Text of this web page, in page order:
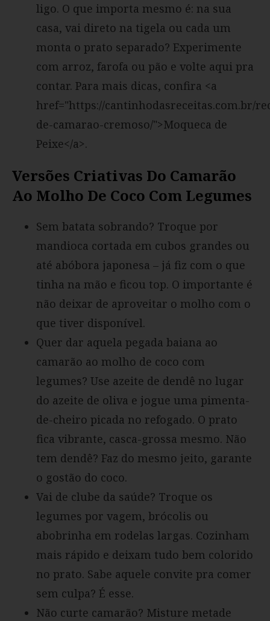
ligo. O que importa mesmo é: na sua
casa, vai direto na tigela ou cada um
monta o prato separado? Experimente
com arroz, farofa ou pão e volte aqui pra
contar. Para mais dicas, confira <a
href="https://cantinhodasreceitas.com.br/
de-camarao-cremoso/">Moqueca de
Peixe</a>.
Versões Criativas Do Camarão
Ao Molho De Coco Com Legumes
Sem batata sobrando? Troque por
mandioca cortada em cubos grandes ou
até abóbora japonesa – já fiz com o que
tinha na mão e ficou top. O importante é
não deixar de aproveitar o molho com o
que tiver disponível.
Quer dar aquela pegada baiana ao
camarão ao molho de coco com
legumes? Use azeite de dendê no lugar
do azeite de oliva e jogue uma pimenta-
de-cheiro picada no refogado. O prato
fica vibrante, casca-grossa mesmo. Não
tem dendê? Faz do mesmo jeito, garante
o gostão do coco.
Vai de clube da saúde? Troque os
legumes por vagem, brócolis ou
abobrinha em rodelas largas. Cozinham
mais rápido e deixam tudo bem colorido
no prato. Sabe aquele convite pra comer
sem culpa? É esse.
Não curte camarão? Misture metade